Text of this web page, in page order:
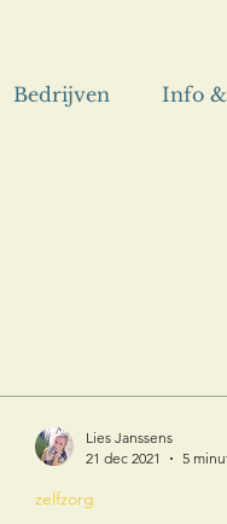
Bedrijven Info
zelfzorg
Lies Janssens
21 dec 2021
5